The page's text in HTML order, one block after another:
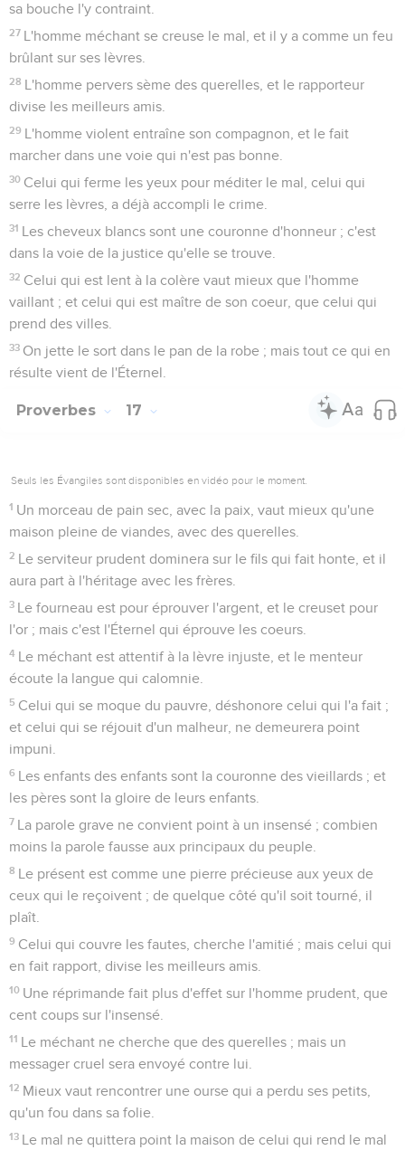
sa bouche l'y contraint.
27 L'homme méchant se creuse le mal, et il y a comme un feu
brûlant sur ses lèvres.
28 L'homme pervers sème des querelles, et le rapporteur
divise les meilleurs amis.
29 L'homme violent entraîne son compagnon, et le fait
marcher dans une voie qui n'est pas bonne.
30 Celui qui ferme les yeux pour méditer le mal, celui qui
serre les lèvres, a déjà accompli le crime.
31 Les cheveux blancs sont une couronne d'honneur ; c'est
dans la voie de la justice qu'elle se trouve.
32 Celui qui est lent à la colère vaut mieux que l'homme
vaillant ; et celui qui est maître de son coeur, que celui qui
prend des villes.
33 On jette le sort dans le pan de la robe ; mais tout ce qui en
résulte vient de l'Éternel.
Proverbes 17
Seuls les Évangiles sont disponibles en vidéo pour le moment.
1 Un morceau de pain sec, avec la paix, vaut mieux qu'une
maison pleine de viandes, avec des querelles.
2 Le serviteur prudent dominera sur le fils qui fait honte, et il
aura part à l'héritage avec les frères.
3 Le fourneau est pour éprouver l'argent, et le creuset pour
l'or ; mais c'est l'Éternel qui éprouve les coeurs.
4 Le méchant est attentif à la lèvre injuste, et le menteur
écoute la langue qui calomnie.
5 Celui qui se moque du pauvre, déshonore celui qui l'a fait ;
et celui qui se réjouit d'un malheur, ne demeurera point
impuni.
6 Les enfants des enfants sont la couronne des vieillards ; et
les pères sont la gloire de leurs enfants.
7 La parole grave ne convient point à un insensé ; combien
moins la parole fausse aux principaux du peuple.
8 Le présent est comme une pierre précieuse aux yeux de
ceux qui le reçoivent ; de quelque côté qu'il soit tourné, il
plaît.
9 Celui qui couvre les fautes, cherche l'amitié ; mais celui qui
en fait rapport, divise les meilleurs amis.
10 Une réprimande fait plus d'effet sur l'homme prudent, que
cent coups sur l'insensé.
11 Le méchant ne cherche que des querelles ; mais un
messager cruel sera envoyé contre lui.
12 Mieux vaut rencontrer une ourse qui a perdu ses petits,
qu'un fou dans sa folie.
13 Le mal ne quittera point la maison de celui qui rend le mal